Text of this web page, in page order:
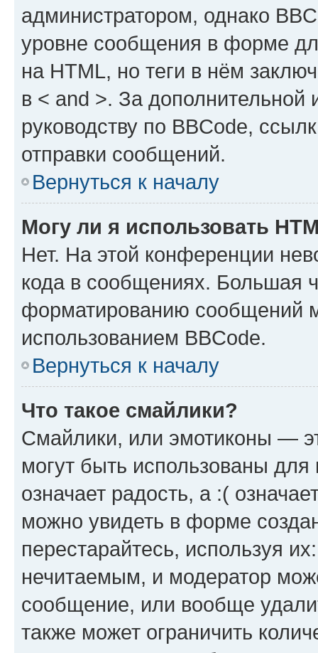
администратором, однако
уровне сообщения в форме
на HTML, но теги в нём
в < and >. За
руководству по BBCode,
отправки сообщений.
Вернуться к началу
Могу ли я использовать
Нет. На этой конференции
кода в сообщениях. Большая
форматированию сообщений
использованием BBCode.
Вернуться к началу
Что такое смайлики?
Смайлики, или эмотиконы —
могут быть использованы
означает радость, а :(
можно увидеть в форме
перестарайтесь, используя
нечитаемым, и модератор
сообщение, или вообще
также может ограничить